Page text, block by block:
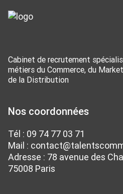
Cabinet de recrutement
métiers du Commerce, du
de la Distribution
Nos coordonnées
Tél : 09 74 77 03 71
Mail :
Adresse : 78 avenue des
75008 Paris